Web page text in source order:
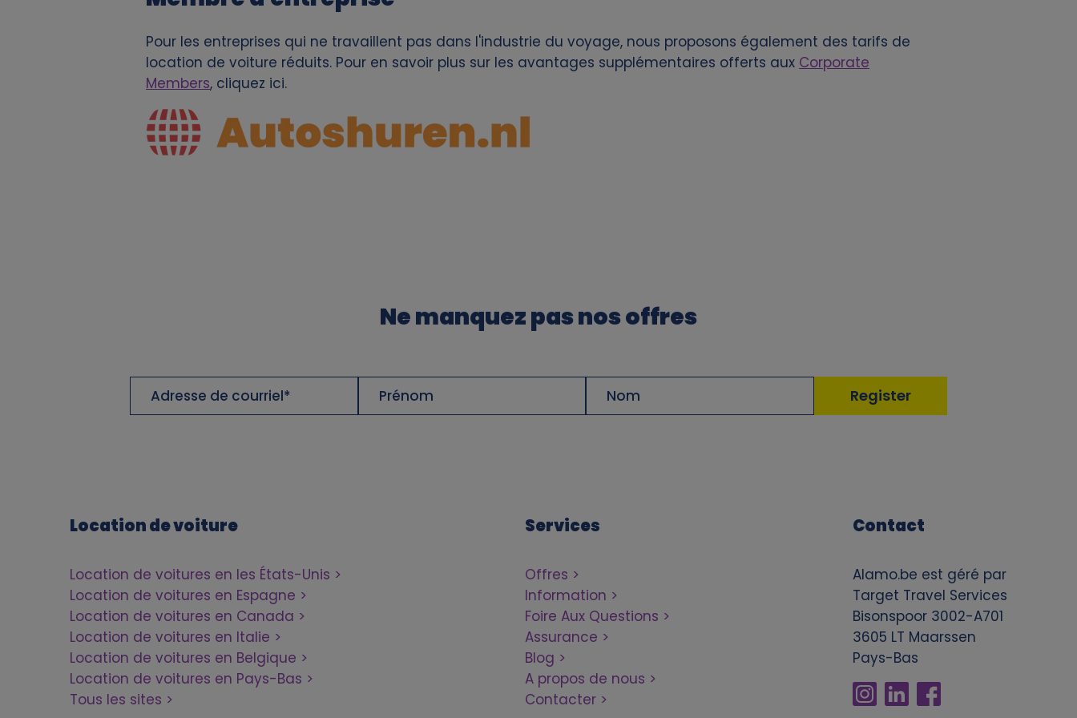
Pour les entreprises qui ne travaillent pas dans l'industrie du voyage, nous proposons également des tarifs de
location de voiture réduits. Pour en savoir plus sur les avantages supplémentaires offerts aux Corporate
Members, cliquez ici.
Image
Ne manquez pas nos offres
Adresse
Prénom
Nom
Location de voiture
Location de voitures en les États-Unis
Location de voitures en Espagne
Location de voitures en Canada
Location de voitures en Italie
Location de voitures en Belgique
Location de voitures en Pays-Bas
Tous les sites
Services
Offres
Information
Foire Aux Questions
Assurance
Blog
A propos de nous
Contacter
Contact
Alamo.be est géré par
Target Travel Services
Bisonspoor 3002-A701
3605 LT Maarssen
Pays-Bas
s
o
n
a
l
n
o
k
i
e